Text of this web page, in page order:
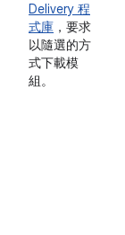
Delivery 程
式庫 ，要求
以隨選的方
式下載模
組。